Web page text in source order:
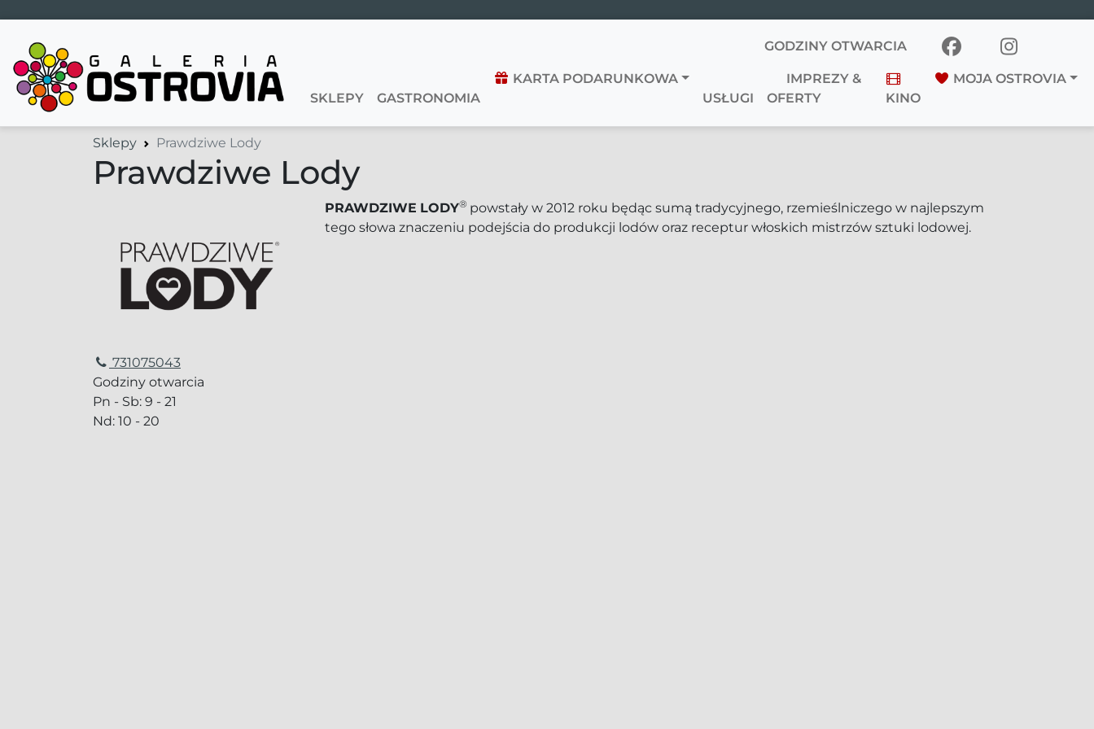
Main Navigation
GODZINY OTWARCIA
SKLEPY GASTRONOMIA
KARTA PODARUNKOWA
USŁUGI
IMPREZY &
OFERTY
KINO
MOJA OSTROVIA
Sklepy Prawdziwe Lody
Prawdziwe Lody
731075043
Godziny otwarcia
Pn - Sb: 9 - 21
Nd: 10 - 20
PRAWDZIWE LODY® powstały w 2012 roku będąc sumą tradycyjnego, rzemieślniczego w najlepszym
tego słowa znaczeniu podejścia do produkcji lodów oraz receptur włoskich mistrzów sztuki lodowej.